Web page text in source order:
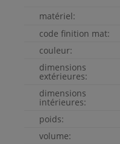
matériel:
code finition mat:
couleur:
dimensions
extérieures:
dimensions
intérieures:
poids:
volume: